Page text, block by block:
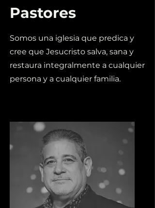
Pastores
Somos una iglesia que predica y
cree que Jesucristo salva, sana y
restaura integralmente a cualquier
persona y a cualquier familia.